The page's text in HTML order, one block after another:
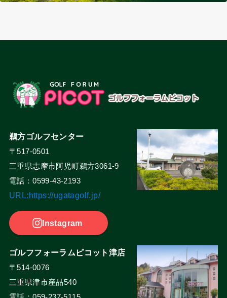
鵜方ゴルフセンター
〒517-0501
三重県志摩市阿児町鵜方3061-9
電話：0599-43-2193
URL:https://ugatagolf.jp/
Instagram
ゴルフフォーラムピコット津店
〒514-0076
三重県津市産品540